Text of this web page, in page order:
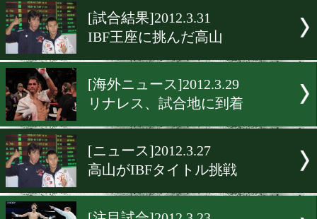
2012年3月のニュース
▶ 新着 KO KiNG ダイエット 女子情報
[試合結果]2012.3.31
IBF王座に挑んだ高山
[海外ニュース]2012.3.29